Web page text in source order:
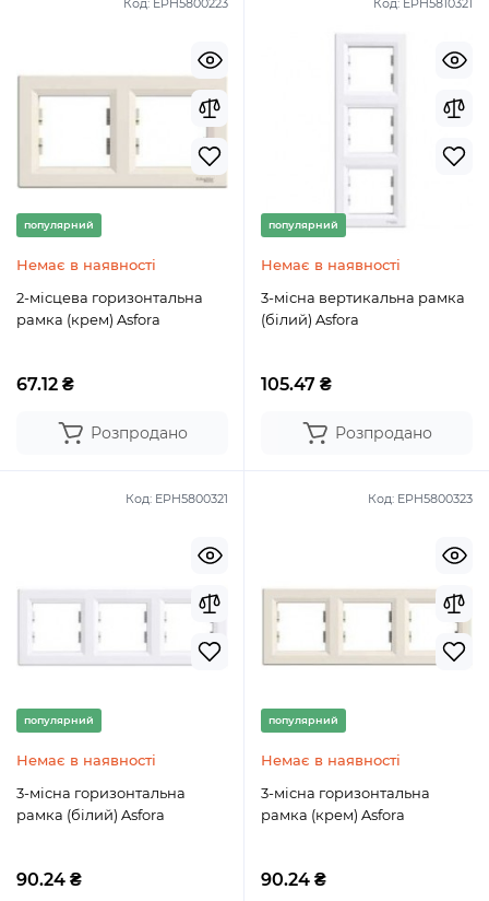
Код: EPH5800223
популярний
Немає в наявності
2-місцева горизонтальна
рамка (крем) Asfora
67.12 ₴
Розпродано
Код: EPH5810321
популярний
Немає в наявності
3-місна вертикальна рамка
(білий) Asfora
105.47 ₴
Розпродано
Код: EPH5800321
популярний
Немає в наявності
3-місна горизонтальна
рамка (білий) Asfora
90.24 ₴
Код: EPH5800323
популярний
Немає в наявності
3-місна горизонтальна
рамка (крем) Asfora
90.24 ₴